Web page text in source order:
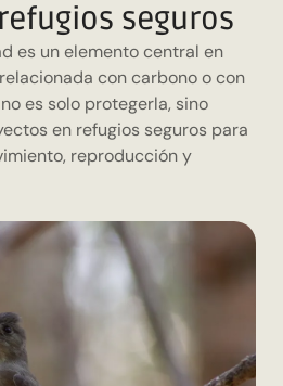
seguros
es un elemento central en
con carbono o con
es solo protegerla, sino
en refugios seguros para
reproducción y